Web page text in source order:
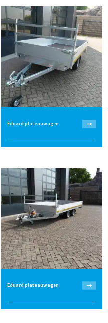
Eduard plateauwagen
Eduard plateauwagen